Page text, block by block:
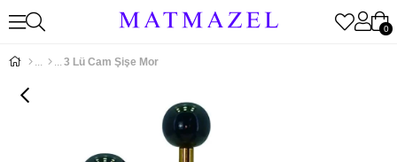
0
3 Lü Cam Şişe Mor